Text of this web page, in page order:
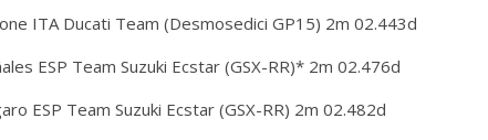
ITA Ducati Team (Desmosedici GP15) 2m 02.443d
ESP Team Suzuki Ecstar (GSX-RR)* 2m 02.476d
ESP Team Suzuki Ecstar (GSX-RR) 2m 02.482d